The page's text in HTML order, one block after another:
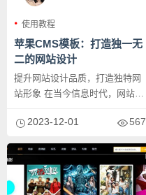
使用教程
苹果CMS模板：打造独一无
二的网站设计
提升网站设计品质，打造独特网
站形象 在当今信息时代，网站的
至...2023-12-01 567